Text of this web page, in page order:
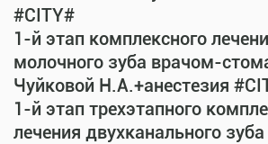
#CITY#
1-й этап комплексного
молочного зуба врачом-
Чуйковой Н.А.+анестезия
1-й этап трехэтапного
лечения двухканального